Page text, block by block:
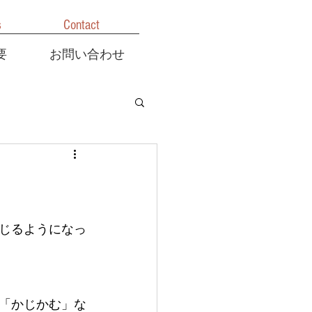
お問い合わせ
Contact
るようになっ
かじかむ」な